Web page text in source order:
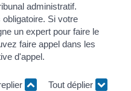
administratif.
Si votre
un expert pour faire le
faire appel dans les
d'appel.
Tout déplier